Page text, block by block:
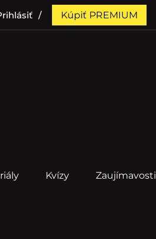
Kúpiť PREMIUM
Kvízy Zaujímavosti